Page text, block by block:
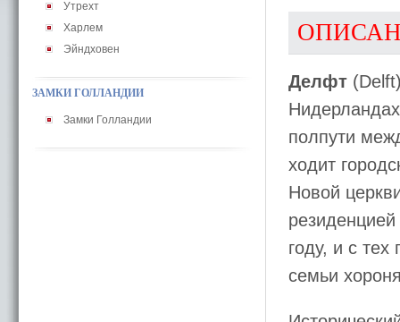
Утрехт
Харлем
Эйндховен
ЗАМКИ ГОЛЛАНДИИ
Замки Голландии
Делфт
полпути
ходит
Новой
году, и с
семьи